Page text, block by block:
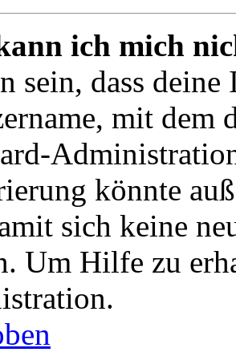
ich mich
sein, dass
mit dem
könnte
sich keine
Um Hilfe zu